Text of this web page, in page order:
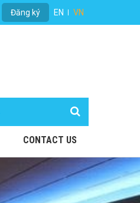
Đăng ký EN VN
CONTACT US